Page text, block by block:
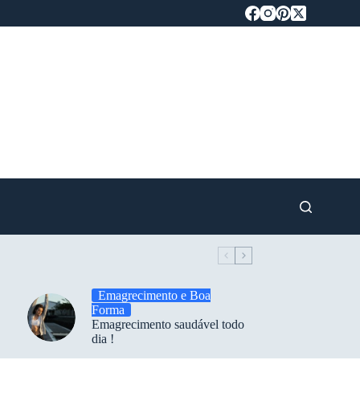
Emagrecimento e Boa
Forma
Emagrecimento saudável todo
dia !